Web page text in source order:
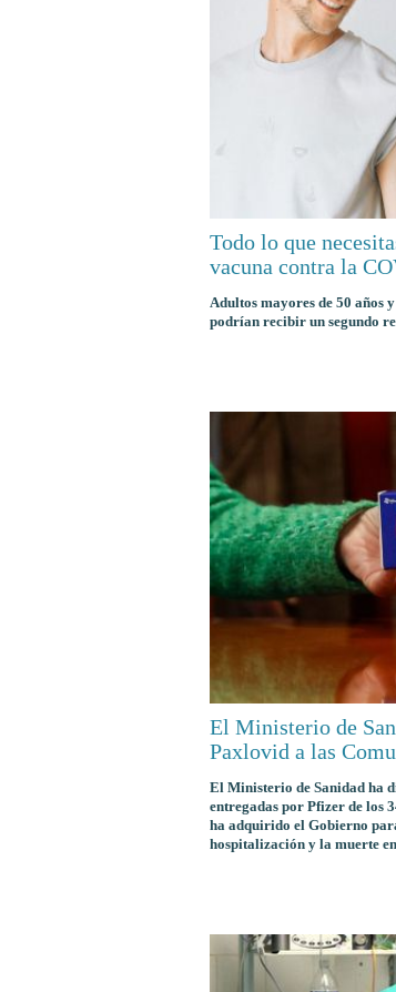
Todo lo que
vacuna contra la
Adultos mayores de 50 años
podrían recibir un segundo
El Ministerio de
Paxlovid a las
El Ministerio de Sanidad ha
entregadas por Pfizer de los
ha adquirido el Gobierno
hospitalización y la muerte